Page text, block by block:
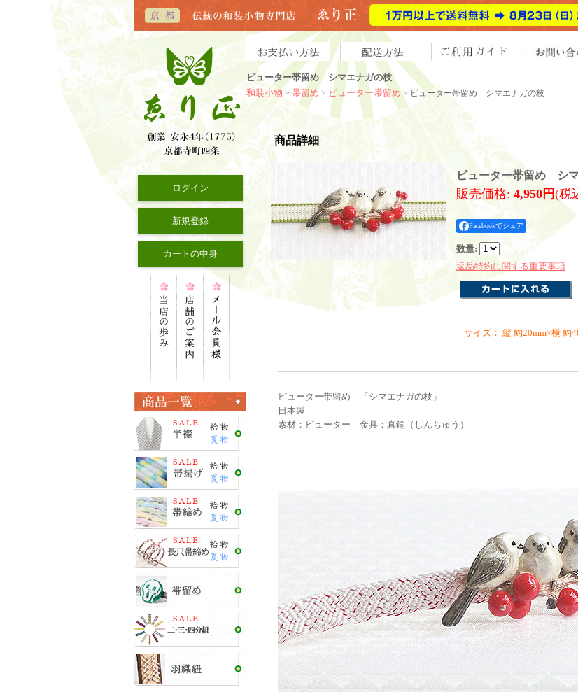
ピューター帯留め シマエナガの枝
和装小物 > 帯留め > ピューター帯留め> ピューター帯留め シマエナガの枝
ログイン
新規登録
カートの中身
商品詳細
ピューター帯留め シ
販売価格: 4,950円(税
Facebookでシェア
数量:
返品特約に関する重要事項
サイズ： 縦 約20mm×横 約
ピューター帯留め 「シマエナガの枝」
日本製
素材：ピューター 金具：真鍮（しんちゅう）